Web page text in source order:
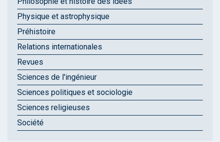
Physique et astrophysique
Préhistoire
Relations internationales
Revues
Sciences de l'ingénieur
Sciences politiques et sociologie
Sciences religieuses
Société